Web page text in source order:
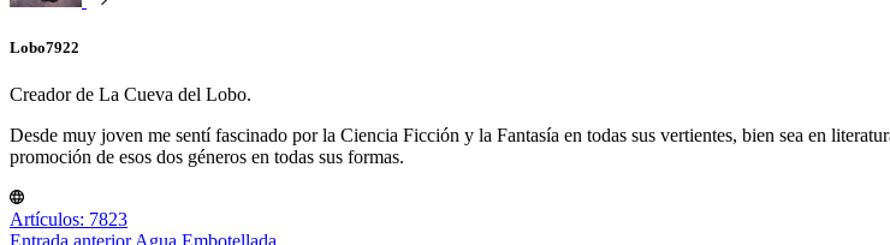
Lobo7922
Creador de La Cueva del Lobo.
Desde muy joven me sentí fascinado por la Ciencia Ficción y la Fantasía en todas sus vertientes, bien sea en
promoción de esos dos géneros en todas sus formas.
Artículos: 7823
Entrada anteriorAgua Embotellada